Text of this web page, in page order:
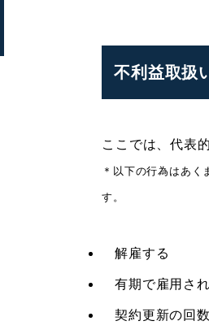
不利益取扱
ここでは、代表
＊以下の行為はあく
す。
解雇する
有期で雇用さ
契約更新の回